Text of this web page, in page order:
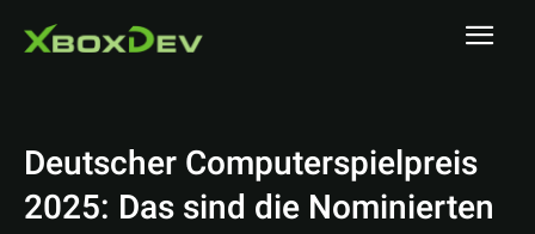
Deutscher Computerspielpreis
2025: Das sind die Nominierten